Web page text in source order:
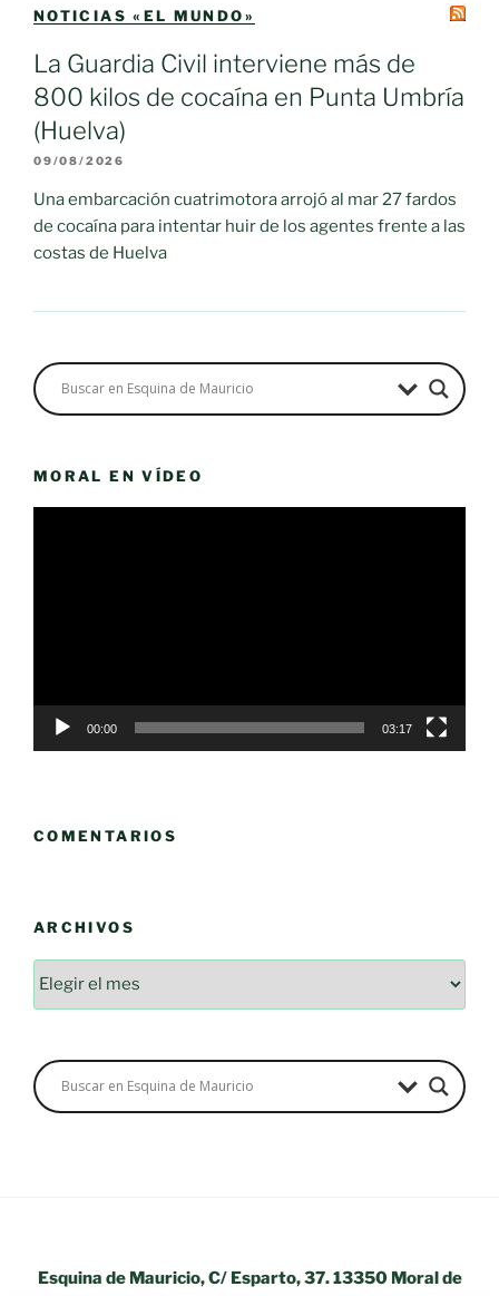
NOTICIAS «EL MUNDO»
La Guardia Civil interviene más de
800 kilos de cocaína en Punta Umbría
(Huelva)
09/08/2026
Una embarcación cuatrimotora arrojó al mar 27 fardos
de cocaína para intentar huir de los agentes frente a las
costas de Huelva
MORAL EN VÍDEO
00:00 03:17
COMENTARIOS
ARCHIVOS
Archivos
Esquina de Mauricio, C/ Esparto, 37. 13350 Moral de